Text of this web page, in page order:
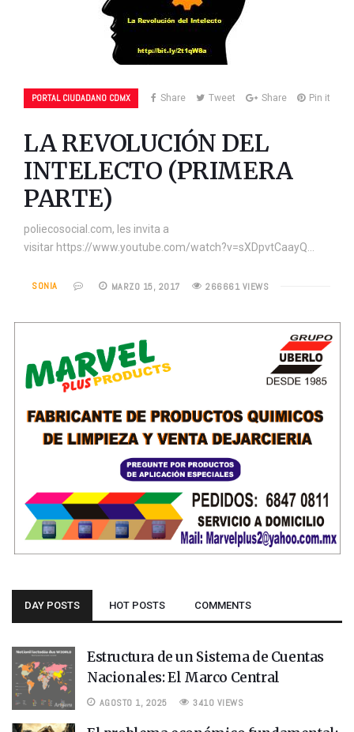
PORTAL CIUDADANO CDMX Share Tweet Share Pin it
LA REVOLUCIÓN DEL
INTELECTO (PRIMERA
PARTE)
poliecosocial.com, les invita a
visitar https://www.youtube.com/watch?v=sXDpvtCaayQ…
SONIA MARZO 15, 2017 266661 VIEWS
DAY POSTS HOT POSTS COMMENTS
Estructura de un Sistema de Cuentas
Nacionales: El Marco Central
AGOSTO 1, 2025 3410 VIEWS